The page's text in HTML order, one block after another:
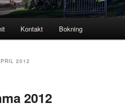
Kontakt Bokning
2012
2012